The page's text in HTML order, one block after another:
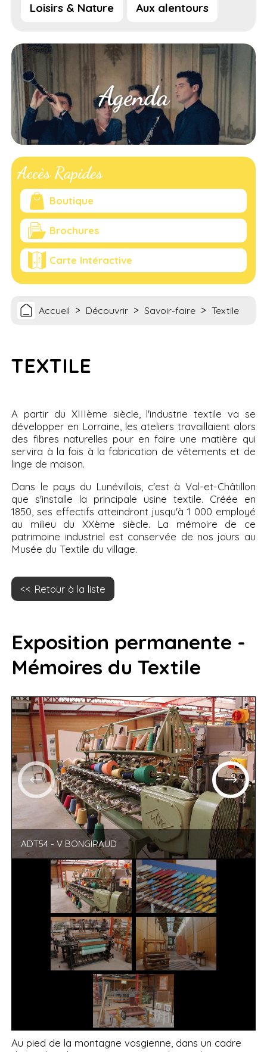
Loisirs & Nature Aux alentours
Agenda
Accès Rapides
Boutique
Brochures
Carte Intéractive
Accueil > Découvrir > Savoir-faire > Textile
TEXTILE
A partir du XIIIème siècle, l'industrie textile va se
développer en Lorraine, les ateliers travaillaient alors
des fibres naturelles pour en faire une matière qui
servira à la fois à la fabrication de vêtements et de
linge de maison.
Dans le pays du Lunévillois, c'est à Val-et-Châtillon
que s'installe la principale usine textile. Créée en
1850, ses effectifs atteindront jusqu'à 1 000 employé
au milieu du XXème siècle. La mémoire de ce
patrimoine industriel est conservée de nos jours au
Musée du Textile du village.
Retour à la liste
Exposition permanente -
Mémoires du Textile
ADT54 - V BONGIRAUD
Au pied de la montagne vosgienne, dans un cadre